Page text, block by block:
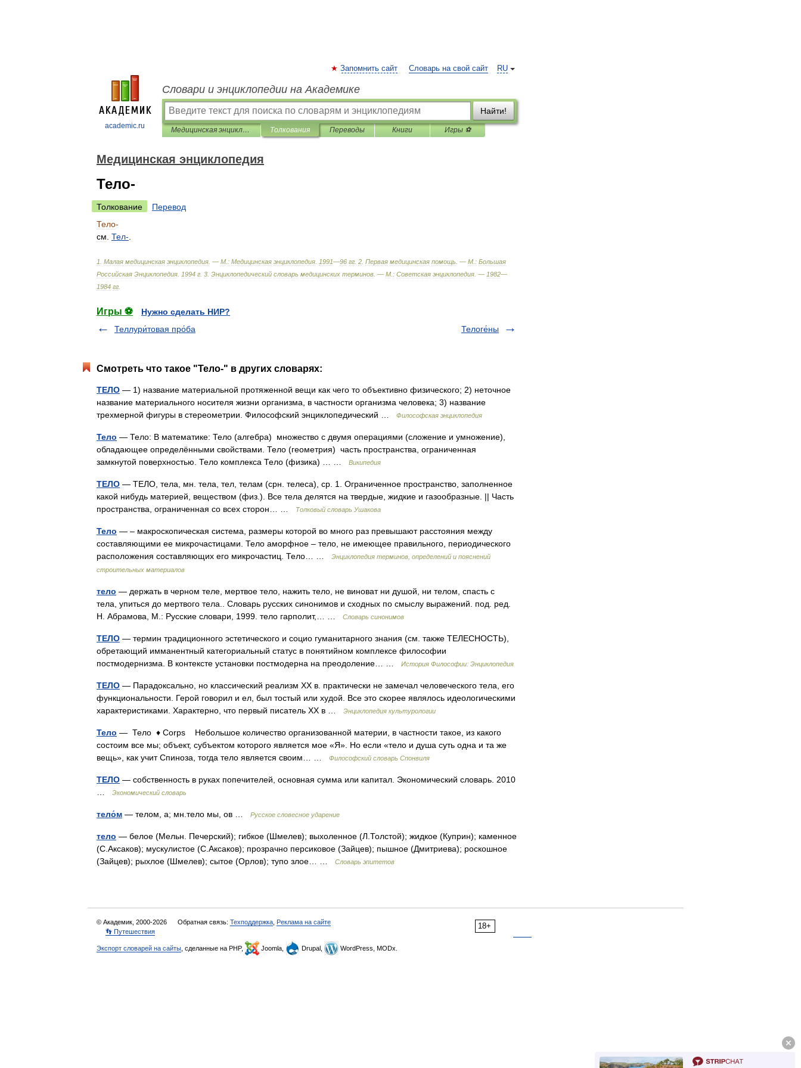
academic.ru
RU
Запомнить сайт Словарь на свой сайт
Словари и энциклопедии на Академике
Найти!
Медицинская энциклопедия Толкования Переводы Книги Игры ⚽
Медицинская энциклопедия
Тело-
Толкование
Перевод
Тело-
см Тел-
1 Малая медицинская энциклопедия . — М : Медицинская энциклопедия 1991—96 гг 2 Первая медицинская помощь . — М : Большая
Российская Энциклопедия 1994 г 3 Энциклопедический словарь медицинских терминов . — М : Советская энциклопедия . — 1982—
1984 гг
Игры ⚽
Нужно сделать НИР?
Теллури́товая про́ба
Телоге́ны
Смотреть что такое "Тело-" в других словарях:
ТЕЛО — 1) название материальной протяженной вещи как чего то объективно физического; 2) неточное
название материального носителя жизни организма, в частности организма человека; 3) название
трехмерной фигуры в стереометрии. Философский энциклопедический …
Философская энциклопедия
Тело — Тело: В математике: Тело (алгебра) множество с двумя операциями (сложение и умножение),
обладающее определёнными свойствами. Тело (геометрия) часть пространства, ограниченная
замкнутой поверхностью. Тело комплекса Тело (физика) … …
Википедия
ТЕЛО — ТЕЛО, тела, мн. тела, тел, телам (срн. телеса), ср. 1. Ограниченное пространство, заполненное
какой нибудь материей, веществом (физ.). Все тела делятся на твердые, жидкие и газообразные. || Часть
пространства, ограниченная со всех сторон… …
Толковый словарь Ушакова
Тело — – макроскопическая система, размеры которой во много раз превышают расстояния между
составляющими ее микрочастицами. Тело аморфное – тело, не имеющее правильного, периодического
расположения составляющих его микрочастиц. Тело… …
Энциклопедия терминов, определений и пояснений
строительных материалов
тело — держать в черном теле, мертвое тело, нажить тело, не виноват ни душой, ни телом, спасть с
тела, упиться до мертвого тела.. Словарь русских синонимов и сходных по смыслу выражений. под. ред.
Н. Абрамова, М.: Русские словари, 1999. тело гарполит,… …
Словарь синонимов
ТЕЛО — термин традиционного эстетического и социо гуманитарного знания (см. также ТЕЛЕСНОСТЬ),
обретающий имманентный категориальный статус в понятийном комплексе философии
постмодернизма. В контексте установки постмодерна на преодоление… …
История Философии: Энциклопедия
ТЕЛО — Парадоксально, но классический реализм ХХ в. практически не замечал человеческого тела, его
функциональности. Герой говорил и ел, был тостый или худой. Все это скорее являлось идеологическими
характеристиками. Характерно, что первый писатель ХХ в …
Энциклопедия культурологии
Тело — Тело ♦ Corps Небольшое количество организованной материи, в частности такое, из какого
состоим все мы; объект, субъектом которого является мое «Я». Но если «тело и душа суть одна и та же
вещь», как учит Спиноза, тогда тело является своим… …
Философский словарь Спонвиля
ТЕЛО — собственность в руках попечителей, основная сумма или капитал. Экономический словарь. 2010
Экономический словарь
тело́м — телом, а; мн.тело мы, ов … Русское словесное ударение
тело — белое (Мельн. Печерский); гибкое (Шмелев); выхоленное (Л.Толстой); жидкое (Куприн); каменное
(С.Аксаков); мускулистое (С.Аксаков); прозрачно персиковое (Зайцев); пышное (Дмитриева); роскошное
(Зайцев); рыхлое (Шмелев); сытое (Орлов); тупо злое… …
Словарь эпитетов
18+
© Академик, 2000-2026 Обратная связь: Техподдержка Реклама на сайте
👣 Путешествия
Экспорт словарей на сайты , сделанные на PHP, Joomla, Drupal, WordPress, MODx.